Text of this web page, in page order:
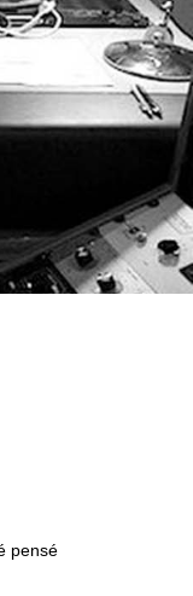
pensé